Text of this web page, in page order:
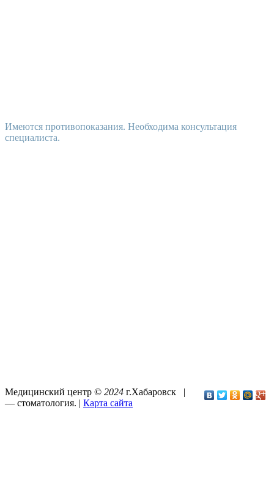
Имеются противопоказания. Необходима консультация
специалиста.
Медицинский центр © 2024 г.Хабаровск |
— стоматология. | Карта сайта